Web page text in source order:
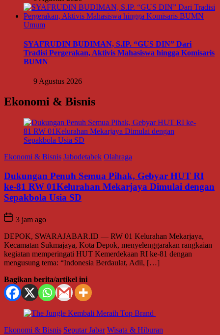
Umum
SYAFRUDIN BUDIMAN, S.IP. “GUS DIN” Dari
Tradisi Pergerakan, Aktivis Mahasiswa hingga Komisaris
BUMN
9 Agustus 2026
Ekonomi & Bisnis
Ekonomi & Bisnis Jabodetabek Olahraga
Dukungan Penuh Semua Pihak, Gebyar HUT RI
ke-81 RW 01Kelurahan Mekarjaya Dimulai dengan
Sepakbola Usia SD
3 jam ago
DEPOK, SWARAJABAR.ID — RW 01 Kelurahan Mekarjaya,
Kecamatan Sukmajaya, Kota Depok, menyelenggarakan rangkaian
kegiatan memperingati HUT Kemerdekaan RI ke-81 dengan
mengusung tema: “Indonesia Berdaulat, Adil, […]
Bagikan berita/artikel ini
Ekonomi & Bisnis Seputar Jabar Wisata & Hiburan